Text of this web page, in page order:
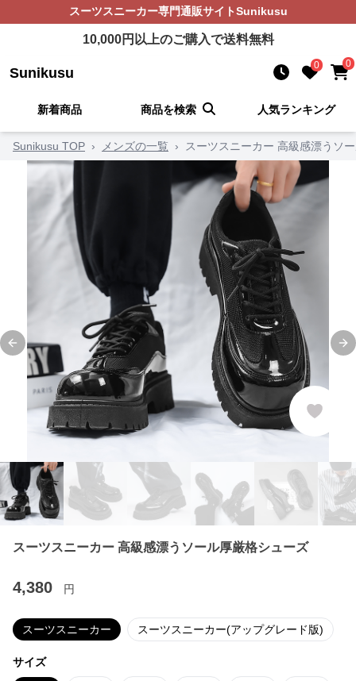
スーツスニーカー専門通販サイトSunikusu
10,000円以上のご購入で送料無料
Sunikusu 0 0
新着商品 商品を検索 人気ランキング
Sunikusu TOP › メンズの一覧 › スーツスニーカー 高級感漂うソ
Previous slide
スーツスニーカー 高級感漂うソール厚厳格シューズ
4,380 円
スーツスニーカー スーツスニーカー(アップグレード版)
サイズ